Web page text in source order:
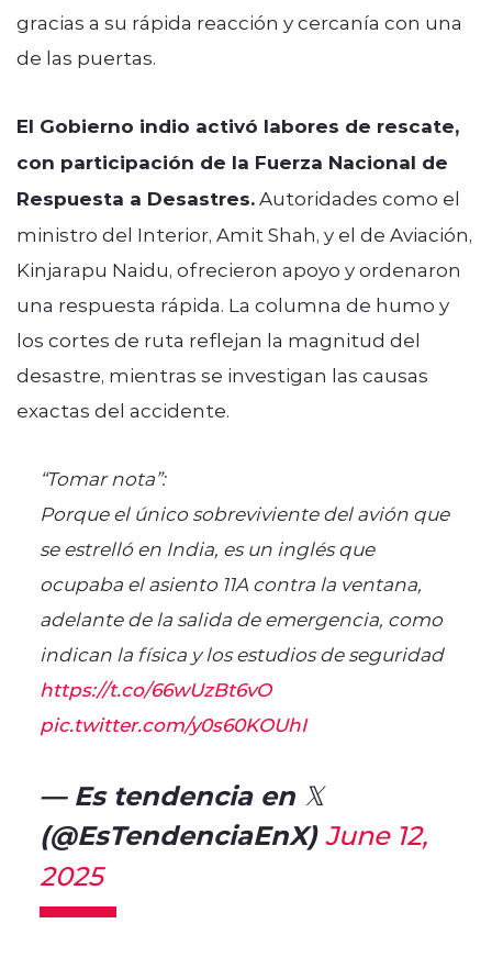
gracias a su rápida reacción y cercanía con una
de las puertas.
El Gobierno indio activó labores de rescate,
con participación de la Fuerza Nacional de
Respuesta a Desastres.Autoridades como el
ministro del Interior, Amit Shah, y el de Aviación,
Kinjarapu Naidu, ofrecieron apoyo y ordenaron
una respuesta rápida. La columna de humo y
los cortes de ruta reflejan la magnitud del
desastre, mientras se investigan las causas
exactas del accidente.
“Tomar nota”:
Porque el único sobreviviente del avión que
se estrelló en India, es un inglés que
ocupaba el asiento 11A contra la ventana,
adelante de la salida de emergencia, como
indican la física y los estudios de seguridad
https://t.co/66wUzBt6vO
pic.twitter.com/y0s60KOUhI
— Es tendencia en 𝕏
(@EsTendenciaEnX)June 12,
2025